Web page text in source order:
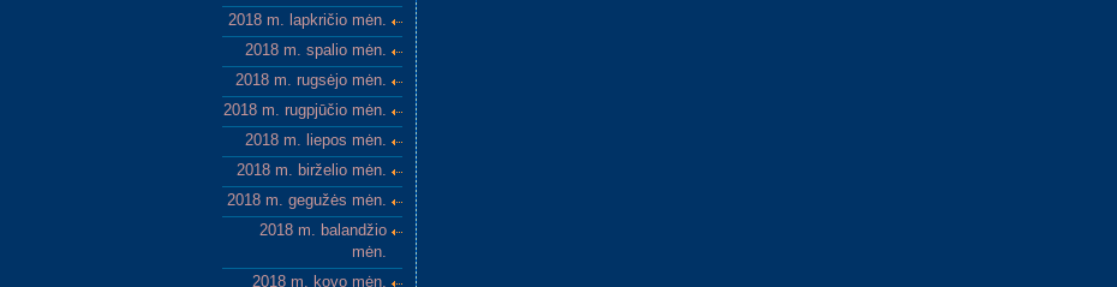
2018 m. lapkričio mėn.
2018 m. spalio mėn.
2018 m. rugsėjo mėn.
2018 m. rugpjūčio mėn.
2018 m. liepos mėn.
2018 m. birželio mėn.
2018 m. gegužės mėn.
2018 m. balandžio
mėn.
2018 m. kovo mėn.